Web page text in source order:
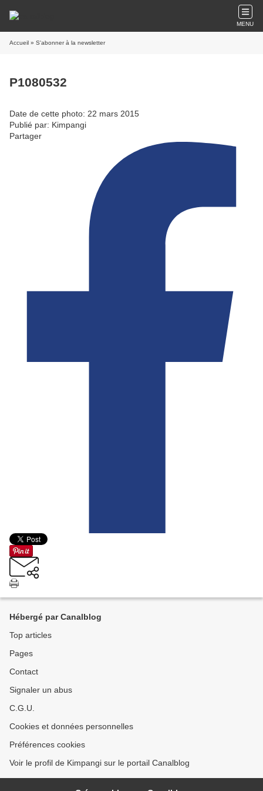
MENU
Accueil » S'abonner à la newsletter
P1080532
Date de cette photo: 22 mars 2015
Publié par: Kimpangi
Partager
Hébergé par Canalblog
Top articles
Pages
Contact
Signaler un abus
C.G.U.
Cookies et données personnelles
Préférences cookies
Voir le profil de Kimpangi sur le portail Canalblog